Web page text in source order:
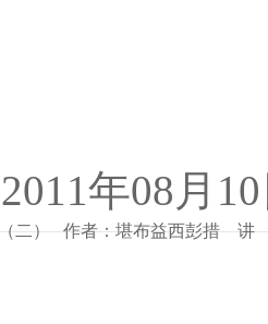
年08月
二） 作者：堪布益西彭措 讲